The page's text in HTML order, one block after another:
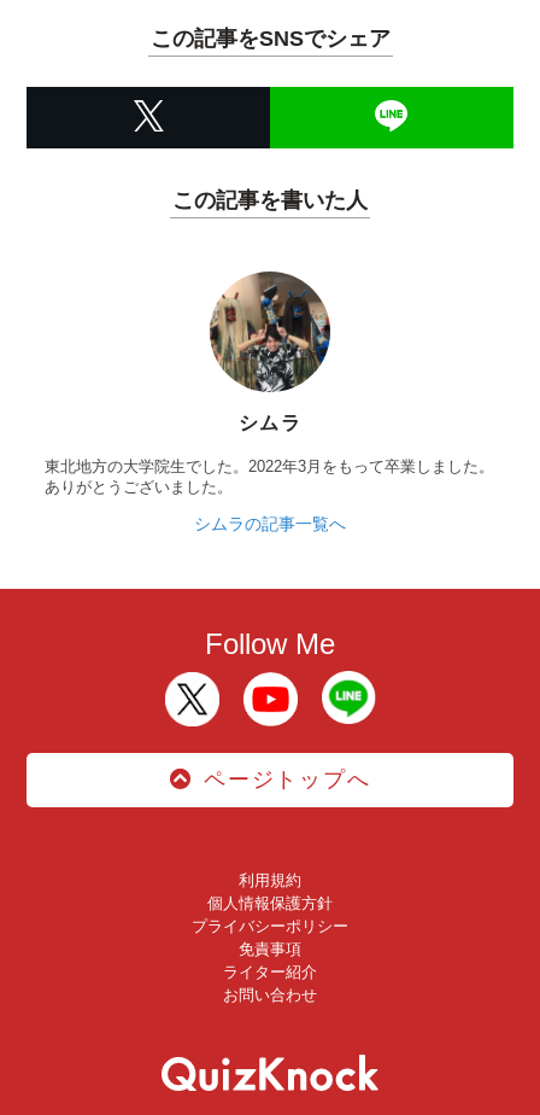
この記事をSNSでシェア
この記事を書いた人
シムラ
東北地方の大学院生でした。2022年3月をもって卒業しました。
ありがとうございました。
シムラの記事一覧へ
Follow Me
ページトップへ
利用規約
個人情報保護方針
プライバシーポリシー
免責事項
ライター紹介
お問い合わせ